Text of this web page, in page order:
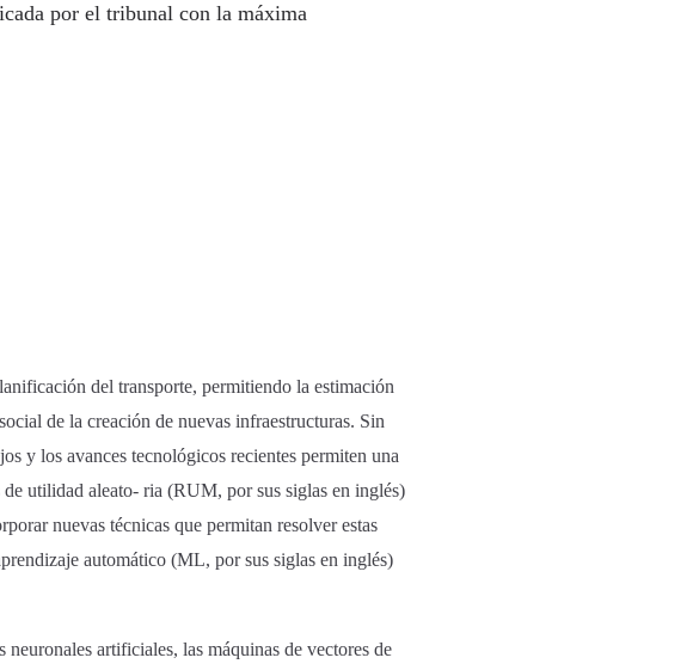
por el tribunal con la máxima
del transporte, permitiendo la estimación
de la creación de nuevas infraestructuras. Sin
y los avances tecnológicos recientes permiten una
utilidad aleato- ria (RUM, por sus siglas en inglés)
nuevas técnicas que permitan resolver estas
automático (ML, por sus siglas en inglés)
artificiales, las máquinas de vectores de